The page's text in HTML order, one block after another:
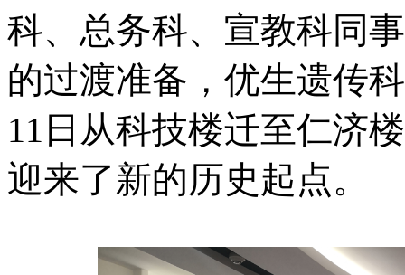
科、总务科、宣教科同
的过渡准备，优生遗传
11日从科技楼迁至仁济
迎来了新的历史起点。